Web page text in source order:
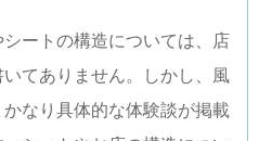
ートの構造については、店
てありません。しかし、風
なり具体的な体験談が掲載